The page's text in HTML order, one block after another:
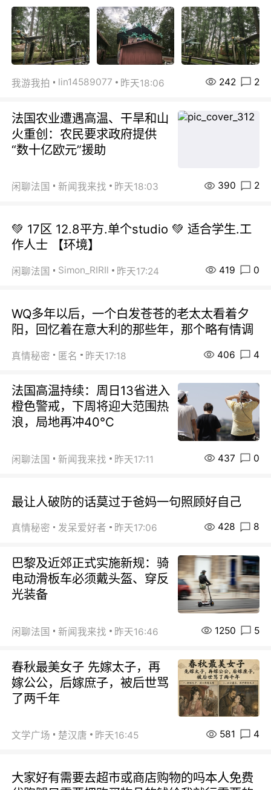
我游我拍 lin14589077 昨天18:06 242 2
法国农业遭遇高温、干旱和山
火重创：农民要求政府提供
“数十亿欧元”援助
闲聊法国 新闻我来找 昨天18:03 390 2
💚 17区 12.8平方.单个studio 💚 适合学生.工
作人士 【环境】
闲聊法国 Simon_RIRIl 昨天17:24 419 0
WQ多年以后，一个白发苍苍的老太太看着夕
阳，回忆着在意大利的那些年，那个略有情调
真情秘密 匿名 昨天17:18 406 4
法国高温持续：周日13省进入
橙色警戒，下周将迎大范围热
浪，局地再冲40℃
闲聊法国 新闻我来找 昨天17:11 437 0
最让人破防的话莫过于爸妈一句照顾好自己
真情秘密 发呆爱好者 昨天17:06 428 8
巴黎及近郊正式实施新规：骑
电动滑板车必须戴头盔、穿反
光装备
闲聊法国 新闻我来找 昨天16:46 1250 5
春秋最美女子 先嫁太子，再
嫁公公，后嫁庶子，被后世骂
了两千年
文学广场 楚汉唐 昨天16:45 581 4
大家好有需要去超市或商店购物的吗本人免费